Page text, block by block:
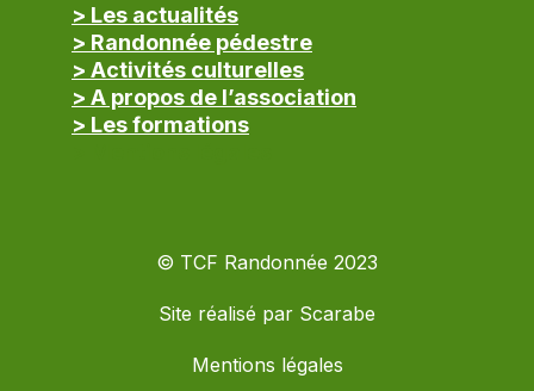
> Les actualités
> Randonnée pédestre
> Activités culturelles
> A propos de l’association
> Les formations
© TCF Randonnée 2023
Site réalisé par Scarabe
Mentions légales